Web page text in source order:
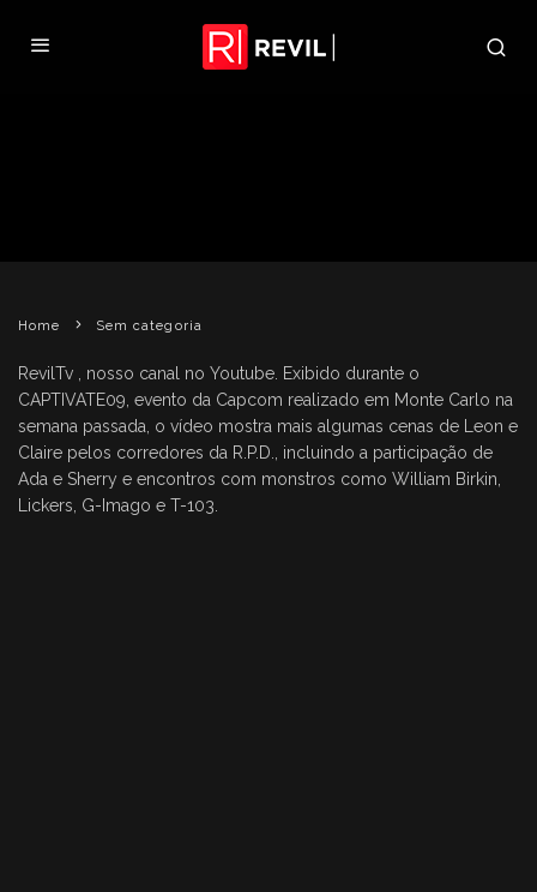
Home
Sem categoria
RevilTv , nosso canal no Youtube. Exibido durante o
CAPTIVATE09, evento da Capcom realizado em Monte Carlo na
semana passada, o vídeo mostra mais algumas cenas de Leon e
Claire pelos corredores da R.P.D., incluindo a participação de
Ada e Sherry e encontros com monstros como William Birkin,
Lickers, G-Imago e T-103.